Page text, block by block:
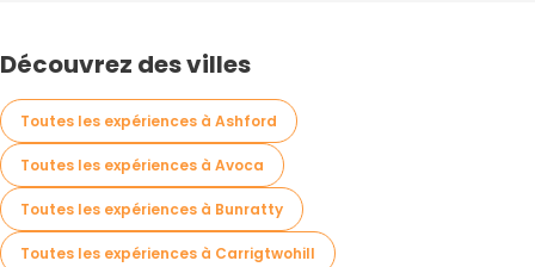
Découvrez des villes
Toutes les expériences à Ashford
Toutes les expériences à Avoca
Toutes les expériences à Bunratty
Toutes les expériences à Carrigtwohill